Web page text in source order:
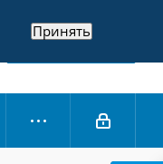
Заказать звонок
Принять